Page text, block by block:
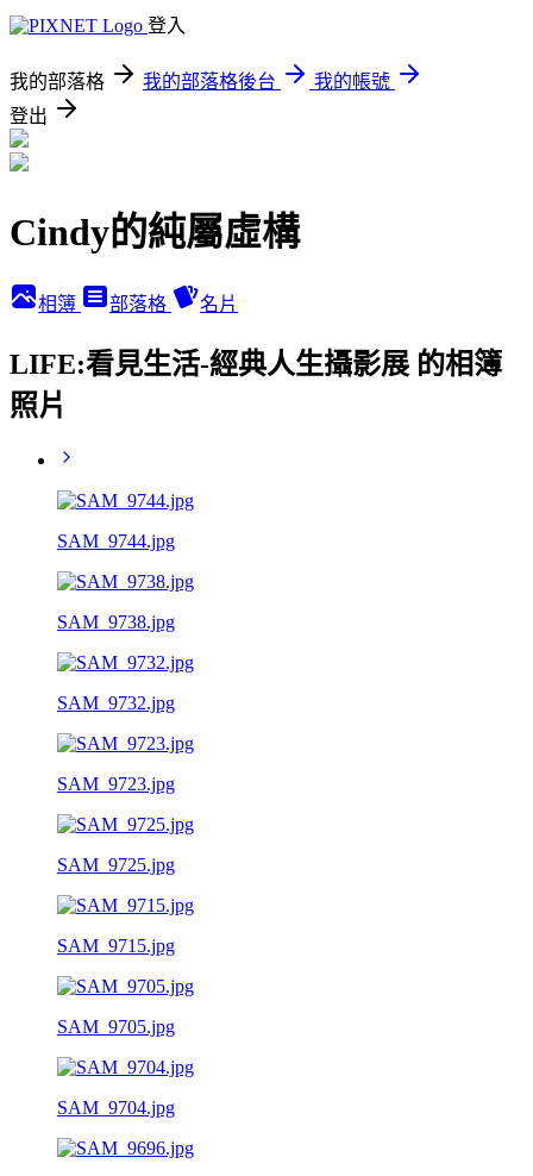
登入
我的部落格 我的部落格後台
我的帳號
登出
Cindy的純屬虛構
相簿 部落格 名片
LIFE:看見生活-經典人生攝影展 的相簿
照片
SAM_9744.jpg
SAM_9738.jpg
SAM_9732.jpg
SAM_9723.jpg
SAM_9725.jpg
SAM_9715.jpg
SAM_9705.jpg
SAM_9704.jpg